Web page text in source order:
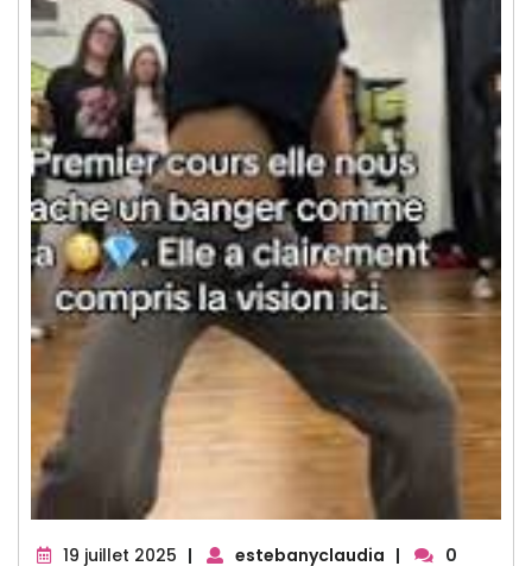
19 juillet 2025 19| estebanyclaudia |
0